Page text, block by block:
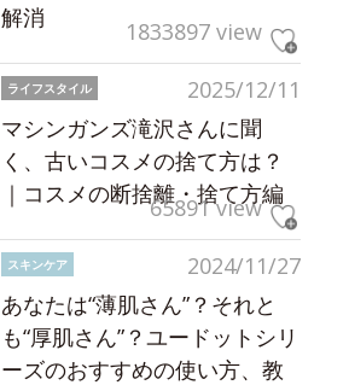
解消
1833897 view
2025/12/11
ライフスタイル
マシンガンズ滝沢さんに聞
く、古いコスメの捨て方は？
｜コスメの断捨離・捨て方編
65891 view
2024/11/27
スキンケア
あなたは“薄肌さん”？それと
も“厚肌さん”？ユードットシリ
ーズのおすすめの使い方、教